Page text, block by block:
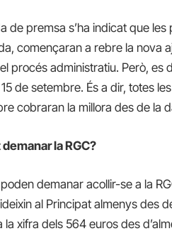
de premsa s’ha indicat que
començaran a rebre la nova
el procés administratiu. Però, es
de setembre. És a dir, totes
cobraran la millorades de la
la RGC?
demanar acollir-se a la
al Principat almenys des
la xifra dels 564 eurosdes